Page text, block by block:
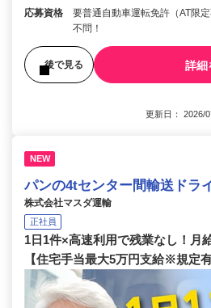
応募資格
要普通自動車運転免許（AT
不問！
後で見る 詳細
更新日： 2026/
NEW
パンの4tセンター間輸送ドラ
株式会社マスダ運輸
正社員
1日1件×高速利用で残業なし！月
【住宅手当最大5万円支給※規定有